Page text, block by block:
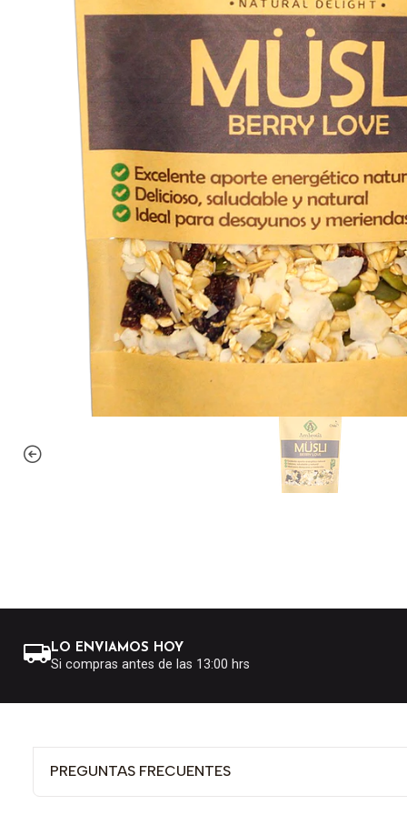
LO ENVIAMOS HOY
Si compras antes de las 13:00 hrs
PREGUNTAS FRECUENTES